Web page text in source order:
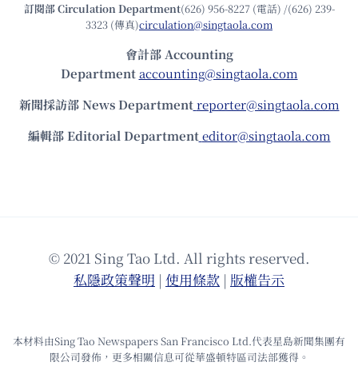
訂閱部 Circulation Department(626) 956-8227 (電話) /(626) 239-
3323 (傳真)circulation@singtaola.com
會計部 Accounting
Department accounting@singtaola.com
新聞採訪部 News Department reporter@singtaola.com
編輯部 Editorial Department editor@singtaola.com
© 2021 Sing Tao Ltd. All rights reserved.
私隱政策聲明 | 使⽤條款 | 版權告⽰
本材料由Sing Tao Newspapers San Francisco Ltd.代表星島新聞集團有
限公司發佈，更多相關信息可從華盛頓特區司法部獲得。